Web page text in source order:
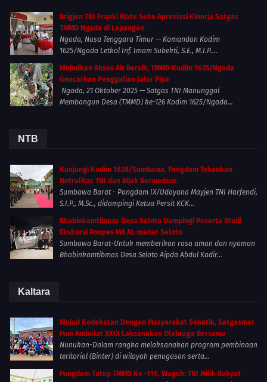
Brigjen TNI Franki Watu Seke Apresiasi Kinerja Satgas
TMMD Ngada di Lapangan
Ngada, Nusa Tenggara Timur — Komandan Kodim
1625/Ngada Letkol Inf. Imam Subekti, S.E., M.I.P....
Wujudkan Akses Air Bersih, TMMD Kodim 1625/Ngada
Gencarkan Penggalian Jalur Pipa
Ngada, 21 Oktober 2025 — Satgas TNI Manunggal
Membangun Desa (TMMD) ke-126 Kodim 1625/Ngada...
NTB
Kunjungi Kodim 1628/Sumbawa, Pangdam Tekankan
Netralitas TNI dan Bijak Bermedsos
Sumbawa Barat - Pangdam IX/Udayana Mayjen TNI Harfendi,
S.I.P., M.Sc., didampingi Ketua Persit KCK...
Bhabinkamtibmas Desa Seloto Dampingi Peserta Studi
Ekskursi Ponpes MA AL-manar Seloto
Sumbawa Barat-Untuk memberikan rasa aman dan nyaman
Bhabinkamtibmas Desa Seloto Aipda Abdul Kadir...
Kaltara
Wujud Kedekatan Dengan Masyarakat Sebatik, Satgasmar
Pam Ambalat XXIX Laksanakan Olahraga Bersama
Nunukan-Dalam rangka melaksanakan program pembinaan
teritorial (Binter) di wilayah penugasan serta...
Pangdam Tutup TMMD Ke -116, Wagub: TNI Milik Rakyat